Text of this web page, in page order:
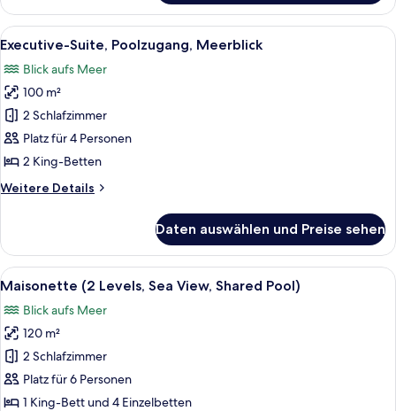
Poolzugang,
Meerblick
Alle
Fotos
für
Executive-
Suite,
Poolzugang,
Meerblick
Ein ordentlich eingerichtetes
7
Executive-Suite, Poolzugang, Meerblick
Blick aufs Meer
100 m²
2 Schlafzimmer
Platz für 4 Personen
2 King-Betten
Weitere Details
Weitere
Suite,
Poolzugang,
Meerblick
Daten auswählen und Preise sehen
Alle
Fotos
für
Maisonette
(2
Levels,
Sea
Ein ordentlich eingerichtetes
11
Maisonette (2 Levels, Sea View, Shared Pool)
Blick aufs Meer
120 m²
2 Schlafzimmer
Platz für 6 Personen
1 King-Bett und 4 Einzelbetten